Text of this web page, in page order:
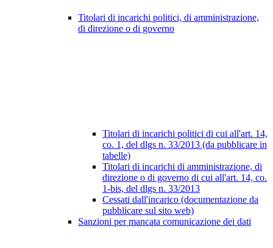
Titolari di incarichi politici, di amministrazione,
di direzione o di governo
Titolari di incarichi politici di cui all'art. 14,
co. 1, del dlgs n. 33/2013 (da pubblicare in
tabelle)
Titolari di incarichi di amministrazione, di
direzione o di governo di cui all'art. 14, co.
1-bis, del dlgs n. 33/2013
Cessati dall'incarico (documentazione da
pubblicare sul sito web)
Sanzioni per mancata comunicazione dei dati